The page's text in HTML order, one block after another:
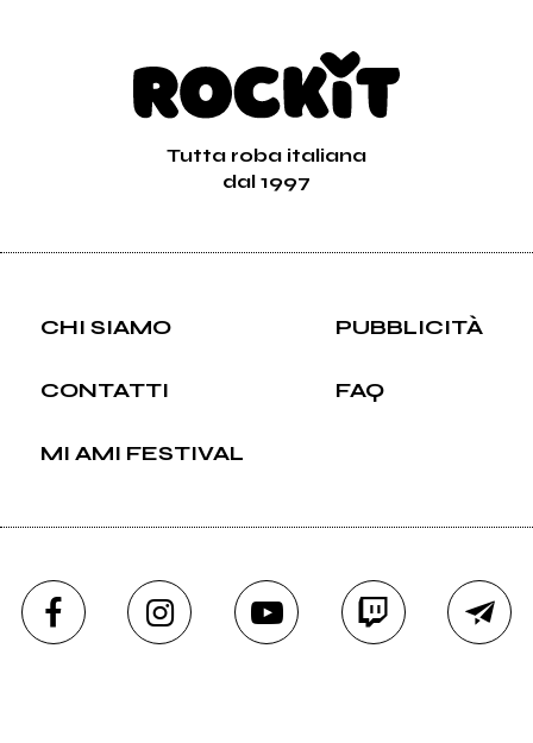
Tutta roba italiana
dal 1997
CHI SIAMO PUBBLICITÀ
CONTATTI FAQ
MI AMI FESTIVAL